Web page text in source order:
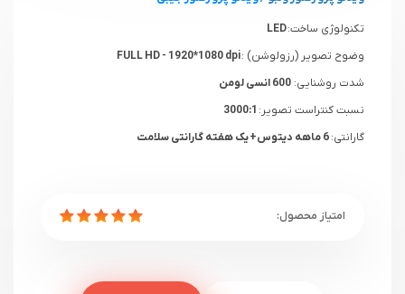
تکنولوژی ساخت:LED
وضوح تصویر (رزولوشن) :
شدت روشنایی: 600 انسی لومن
نسبت کنتراست تصویر:
گارانتی: